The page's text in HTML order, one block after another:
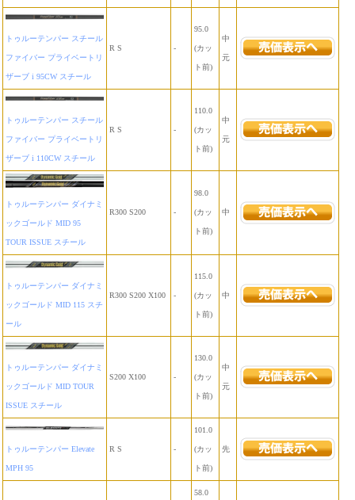
トゥルーテンパー スチール
ファイバー プライベートリ
ザーブ i 95CW スチール
R S -
95.0
(カッ
ト前)
中
元
トゥルーテンパー スチール
ファイバー プライベートリ
ザーブ i 110CW スチール
R S -
110.0
(カッ
ト前)
中
元
トゥルーテンパー ダイナミ
ックゴールド MID 95
TOUR ISSUE スチール
R300 S200 -
98.0
(カッ
ト前)
中
トゥルーテンパー ダイナミ
ックゴールド MID 115 スチ
ール
R300 S200 X100 -
115.0
(カッ
ト前)
中
トゥルーテンパー ダイナミ
ックゴールド MID TOUR
ISSUE スチール
S200 X100 -
130.0
(カッ
ト前)
中
元
トゥルーテンパー Elevate
MPH 95
R S -
101.0
(カッ
ト前)
先
58.0